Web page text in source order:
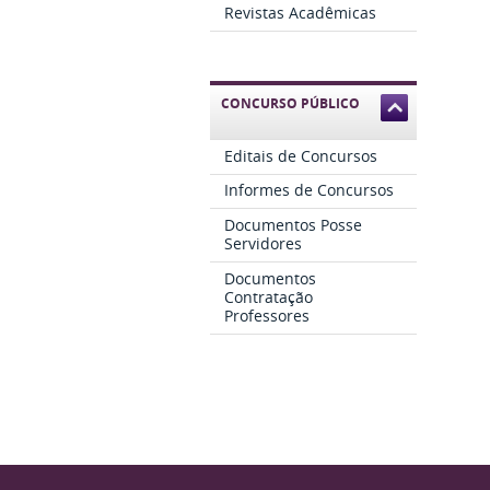
Revistas Acadêmicas
CONCURSO PÚBLICO
Editais de Concursos
Informes de Concursos
Documentos Posse
Servidores
Documentos
Contratação
Professores